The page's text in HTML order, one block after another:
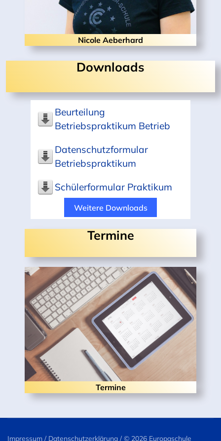
Nicole Aeberhard
Downloads
Beurteilung
Betriebspraktikum Betrieb
Datenschutzformular
Betriebspraktikum
Schülerformular Praktikum
Weitere Downloads
Termine
Termine
Impressum / Datenschutzerklärung / © 2026 Europaschule